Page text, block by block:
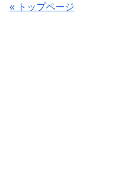
« トップページ